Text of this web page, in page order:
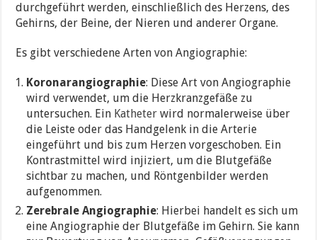
durchgeführt werden, einschließlich des Herzens, des
Gehirns, der Beine, der Nieren und anderer Organe.
Es gibt verschiedene Arten von Angiographie:
Koronarangiographie: Diese Art von Angiographie
wird verwendet, um die Herzkranzgefäße zu
untersuchen. Ein Katheter wird normalerweise über
die Leiste oder das Handgelenk in die Arterie
eingeführt und bis zum Herzen vorgeschoben. Ein
Kontrastmittel wird injiziert, um die Blutgefäße
sichtbar zu machen, und Röntgenbilder werden
aufgenommen.
Zerebrale Angiographie: Hierbei handelt es sich um
eine Angiographie der Blutgefäße im Gehirn. Sie kann